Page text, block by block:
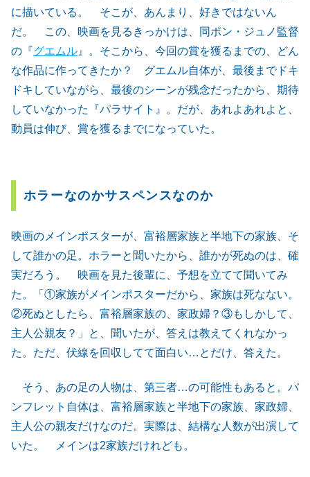
に描いている。 そこが、あんまり、好きではないん
だ。 この、映画を見るきっかけは、同ポン・ジュノ監督
の『グエムル 』。そこから、今回の賞を獲るまでの、どん
な作品に作ってきたか？ グエムル自体が、最後までドキ
ドキしていながら、最後のシーンが残念だったから、期待
していなかった『パラサイト』。だが、あれよあれよと、
動員は伸び、賞を獲るまでになっていた。
ホラーなのかサスペンスなのか
映画のメインポスターが、富裕層家族と半地下の家族、そ
して誰かの足。ホラーと聞いたから、誰かが死ぬのは、確
実だろう。 映画を見た後輩に、予想を立てて聞いてみ
た。「①家族がメインポスターだから、家族は死なない。
②死ぬとしたら、富裕層家族の、家政婦？③もしかして、
主人公親友？」と、聞いたが、答えは教えてくれなかっ
た。ただ、伏線を回収してて面白い…とだけ、答えた。
そう、あの足の人物は、第三者…の可能性もあると。パ
ンフレット自体は、富裕層家族と半地下の家族、家政婦、
主人公の親友だけなのだ。実際は、結構な人数が出演して
いた。 メインは2家族だけれども。